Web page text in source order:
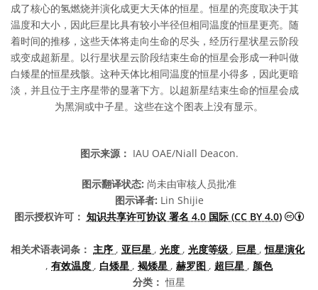
成了核心的氢燃烧并演化成更大天体的恒星。恒星的亮度取决于其
温度和大小，因此巨星比具有较小半径但相同温度的恒星更亮。随
着时间的推移，这些天体将走向生命的尽头，经历行星状星云阶段
或变成超新星。以行星状星云阶段结束生命的恒星会形成一种叫做
白矮星的恒星残骸。这种天体比相同温度的恒星小得多，因此更暗
淡，并且位于主序星带的显著下方。以超新星结束生命的恒星会成
为黑洞或中子星。这些在这个图表上没有显示。
图示来源： IAU OAE/Niall Deacon.
图示翻译状态: 尚未由审核人员批准
图示译者: Lin Shijie
图示授权许可： 知识共享许可协议 署名 4.0 国际 (CC BY 4.0) 知
相关术语表词条： 主序 , 亚巨星 , 光度 , 光度等级 , 巨星 ,恒星演化
, 有效温度 , 白矮星 , 褐矮星 , 赫罗图 , 超巨星 , 颜色
分类： 恒星